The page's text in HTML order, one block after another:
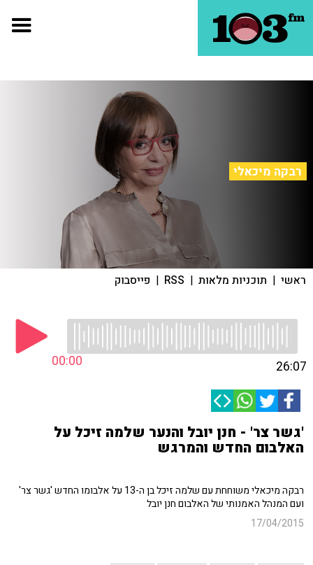
רבקה מיכאלי
ראשי | תוכניות מלאות |
RSS
| פייסבוק
00:00 26:07
'גשר צר' - חנן יובל והנער שלמה זיכל על
האלבום החדש והמרגש
רבקה מיכאלי משוחחת עם שלמה זיכל בן ה-13 על אלבומו החדש 'גשר צר'
ועם המנהל האמנותי של האלבום חנן יובל
17/04/2015